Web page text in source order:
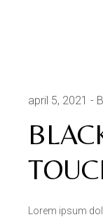
april 5, 2021
Lorem ipsum